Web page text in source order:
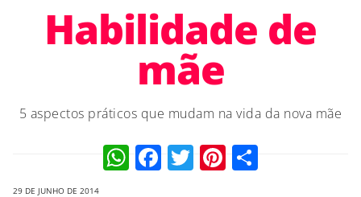
Habilidade de
mãe
5 aspectos práticos que mudam na vida da nova mãe
WhatsApp
Facebook
TwitterPinterest
29 DE JUNHO DE 2014